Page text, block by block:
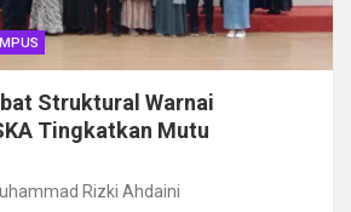
Struktural Warnai
Tingkatkan Mutu
Rizki Ahdaini